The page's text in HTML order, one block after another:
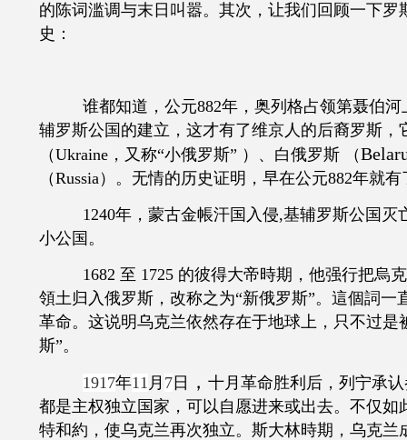
的陈词滥调与末日叫嚣。其次，让我们回顾一下罗
史：
谁都知道，公元882年，奥列格占领第聂伯
辅罗斯公国的建立，这才有了维京人的后裔罗斯，
（Ukraine，又称“小俄罗斯” ）、白俄罗斯 （
（Russia）。无情的历史证明，早在公元882年就
1240年，蒙古金帳汗国入侵,基辅罗斯公国灭
小公国。
1682 至 1725 的彼得大帝時期，他强行把烏
領土归入俄罗斯，改称之为“新俄罗斯”。這個詞一
革命。这说明乌克兰依然存在于地球上，只不过是
斯”。
1917年11 月 7 日 ， 十月革命胜利后，列宁承
都是主权独立国家，可以自愿进来或出去。不仅如
特和約，使乌克兰再次独立。斯大林時期，乌克兰